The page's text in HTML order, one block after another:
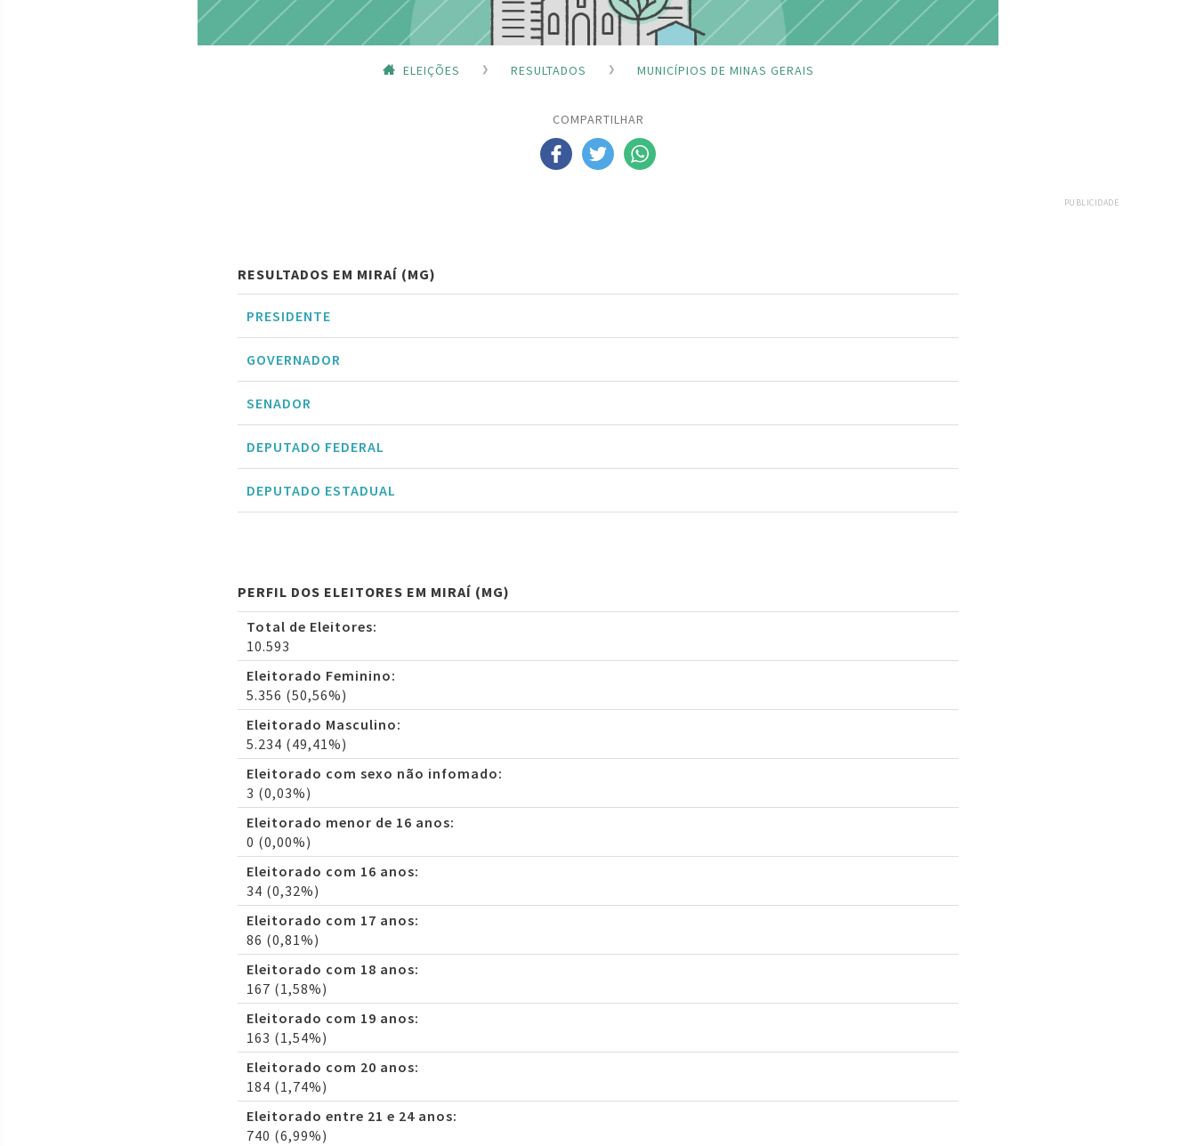
ELEIÇÕES RESULTADOS MUNICÍPIOS DE MINAS GERAIS
COMPARTILHAR
PUBLICIDADE
RESULTADOS EM MIRAÍ (MG)
PRESIDENTE
GOVERNADOR
SENADOR
DEPUTADO FEDERAL
DEPUTADO ESTADUAL
PERFIL DOS ELEITORES EM MIRAÍ (MG)
Total de Eleitores:
10.593
Eleitorado Feminino:
5.356 (50,56%)
Eleitorado Masculino:
5.234 (49,41%)
Eleitorado com sexo não infomado:
3 (0,03%)
Eleitorado menor de 16 anos:
0 (0,00%)
Eleitorado com 16 anos:
34 (0,32%)
Eleitorado com 17 anos:
86 (0,81%)
Eleitorado com 18 anos:
167 (1,58%)
Eleitorado com 19 anos:
163 (1,54%)
Eleitorado com 20 anos:
184 (1,74%)
Eleitorado entre 21 e 24 anos:
740 (6,99%)